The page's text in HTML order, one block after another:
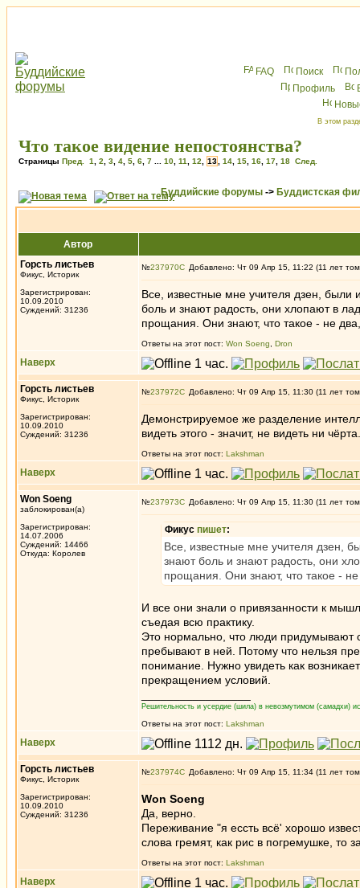
FAQ Поиск
Профиль
В этом
Что такое видение непостоянства?
Страницы Пред. 1 2 3 4 5 6 7 10 11 12 13 14 15 16 17 18 След.
Буддийские форумы -> Буддистская
Автор
Горсть листьев
Фикус, Историк
Зарегистрирован:
10.09.2010
Суждений: 31236
№237970 Добавлено: Чт 09 Апр 15, 11:22 (11 лет
Все, известные мне учителя дзен,
боль и знают радость, они хлопают в
прощания. Они знают, что такое - не
Ответы на этот пост: Won Soeng Dron
Наверх
Горсть листьев
Фикус, Историк
Зарегистрирован:
10.09.2010
Суждений: 31236
№237972 Добавлено: Чт 09 Апр 15, 11:30 (11 лет
Демонстрируемое же разделение
видеть этого - значит, не видеть ни чёрта.
Ответы на этот пост: Lakshman
Наверх
Won Soeng
заблокирован(а)
Зарегистрирован:
14.07.2006
Суждений: 14466
Откуда: Королев
№237973 Добавлено: Чт 09 Апр 15, 11:30 (11 лет
Фикус пишет:
Все, известные мне учителя дзен,
знают боль и знают радость, они
прощания. Они знают, что такое -
И все они знали о привязанности к
съедая всю практику.
Это нормально, что люди придумывают
пребывают в ней. Потому что нельзя
понимание. Нужно увидеть как
прекращением условий.
Решительность и усердие (шила) в невозмутимом (самадхи)
Ответы на этот пост: Lakshman
Наверх
Горсть листьев
Фикус, Историк
Зарегистрирован:
10.09.2010
Суждений: 31236
№237974 Добавлено: Чт 09 Апр 15, 11:34 (11 лет
Won Soeng
Да, верно.
Переживание "я ессть всё' хорошо
слова гремят, как рис в погремушке, то
Ответы на этот пост: Lakshman
Наверх